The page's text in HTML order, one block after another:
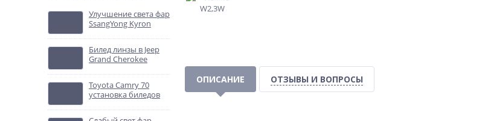
Улучшение света фар
SsangYong Kyron
Билед линзы в Jeep
Grand Cherokee
Toyota Camry 70
установка биледов
ОПИСАНИЕ ОТЗЫВЫ И ВОПРОСЫ